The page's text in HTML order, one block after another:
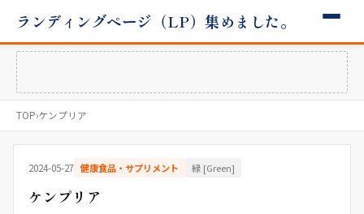
ランディングページ（LP）集めました。
TOP›ケンプリア
2024-05-27 健康食品・サプリメント 緑 [Green]
ケンプリア